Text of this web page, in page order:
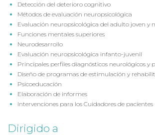
Detección del deterioro cognitivo
Métodos de evaluación neuropsicológica
Evaluación neuropsicológica del adulto joven y
Funciones mentales superiores
Neurodesarrollo
Evaluación neuropsicológica infanto-juvenil
Principales perfiles diagnósticos neurológicos y
Diseño de programas de estimulación y
Psicoeducación
Elaboración de informes
Intervenciones para los Cuidadores de pacientes
Dirigido a